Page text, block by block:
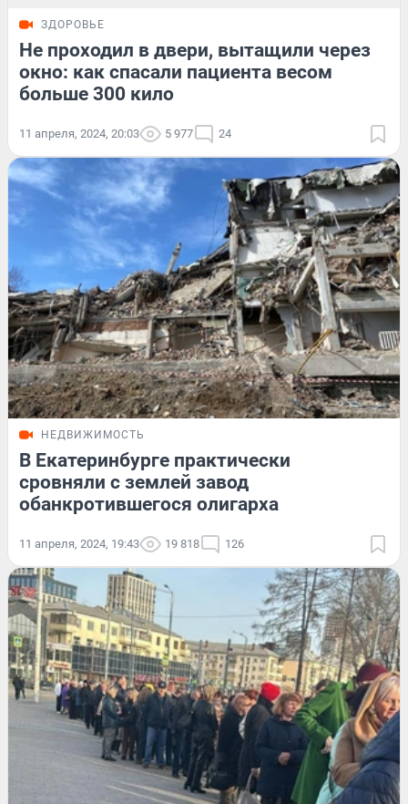
ЗДОРОВЬЕ
Не проходил в двери, вытащили через
окно: как спасали пациента весом
больше 300 кило
11 апреля, 2024, 20:03 5 977 24
НЕДВИЖИМОСТЬ
В Екатеринбурге практически
сровняли с землей завод
обанкротившегося олигарха
11 апреля, 2024, 19:43 19 818 126